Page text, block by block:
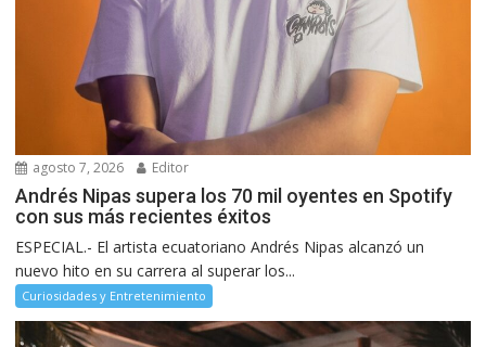
agosto 7, 2026 Editor
Andrés Nipas supera los 70 mil oyentes en Spotify
con sus más recientes éxitos
ESPECIAL.- El artista ecuatoriano Andrés Nipas alcanzó un
nuevo hito en su carrera al superar los...
Curiosidades y Entretenimiento